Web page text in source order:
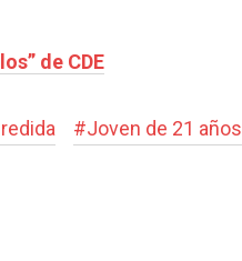
de CDE
#Joven de 21 años